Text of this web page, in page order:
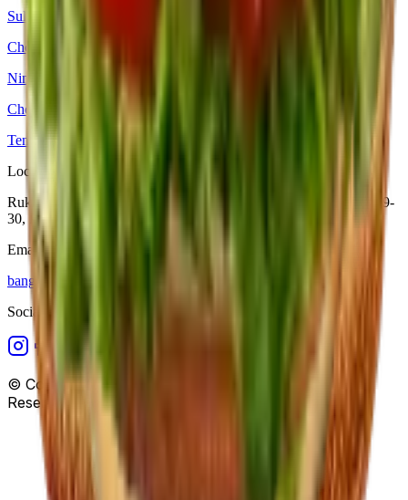
Sultan Cheese
Cheese Burger
Ningrat Cheese
Cheese Burger
Tentang Kami
Hubungi Kami
Location
Rukan Greatwall, Jl. Green Lake City Boulevard No.25 Blok A29-
30, Petir, Cipondoh, Tangerang City, Banten 15147
Email
bangorgroup@gmail.com
Social Media
© Copyright PT.Bangor Berani Terukur
Reserved.